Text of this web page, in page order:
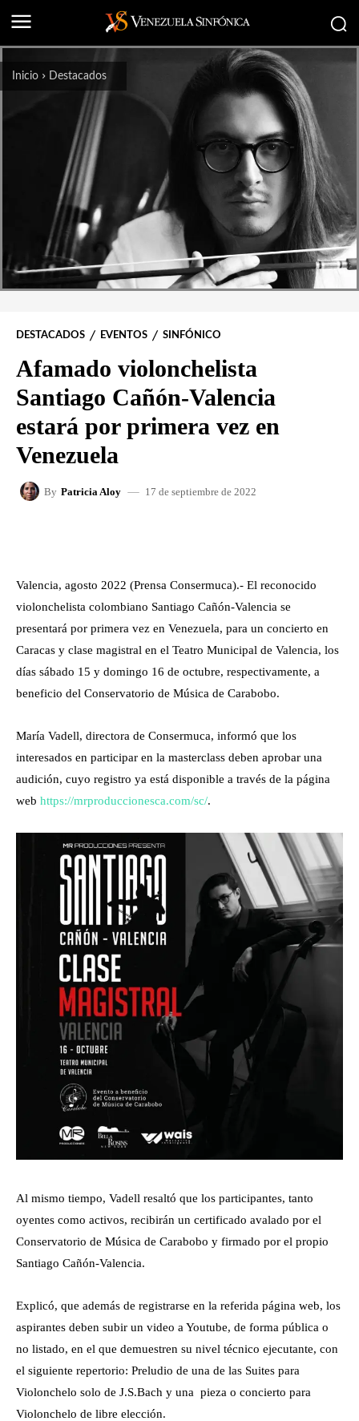
Inicio Destacados
DESTACADOS EVENTOS SINFÓNICO
Afamado violonchelista
Santiago Cañón-Valencia
estará por primera vez en
Venezuela
By Patricia Aloy 17 de septiembre de 2022
Valencia, agosto 2022 (Prensa Consermuca).- El reconocido
violonchelista colombiano Santiago Cañón-Valencia se
presentará por primera vez en Venezuela, para un concierto en
Caracas y clase magistral en el Teatro Municipal de Valencia, los
días sábado 15 y domingo 16 de octubre, respectivamente, a
beneficio del Conservatorio de Música de Carabobo.
María Vadell, directora de Consermuca, informó que los
interesados en participar en la masterclass deben aprobar una
audición, cuyo registro ya está disponible a través de la página
web https://mrproduccionesca.com/sc/.
Al mismo tiempo, Vadell resaltó que los participantes, tanto
oyentes como activos, recibirán un certificado avalado por el
Conservatorio de Música de Carabobo y firmado por el propio
Santiago Cañón-Valencia.
Explicó, que además de registrarse en la referida página web, los
aspirantes deben subir un video a Youtube, de forma pública o
no listado, en el que demuestren su nivel técnico ejecutante, con
el siguiente repertorio: Preludio de una de las Suites para
Violonchelo solo de J.S.Bach y una pieza o concierto para
Violonchelo de libre elección.